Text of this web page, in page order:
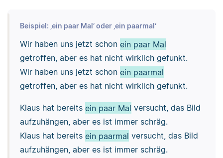
Beispiel: ‚ein paar Mal‘ oder ‚ein paarmal‘
Wir haben uns jetzt schon ein paar Mal
getroffen, aber es hat nicht wirklich gefunkt.
Wir haben uns jetzt schon ein paarmal
getroffen, aber es hat nicht wirklich gefunkt.
Klaus hat bereits ein paar Mal versucht, das Bild
aufzuhängen, aber es ist immer schräg.
Klaus hat bereits ein paarmal versucht, das Bild
aufzuhängen, aber es ist immer schräg.